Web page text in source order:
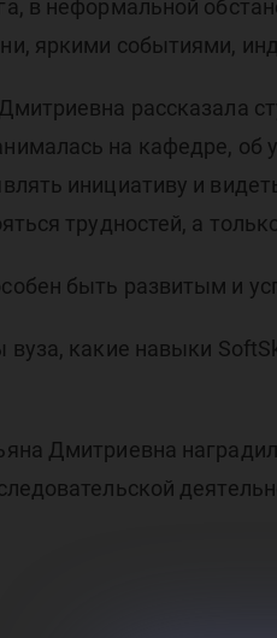
в неформальной
яркими событиями,
рассказала
на кафедре, об
инициативу и
трудностей, а
быть развитым и
вуза, какие навыки
Дмитриевна